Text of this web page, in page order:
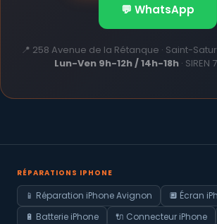
💬 WhatsApp
📍 258 Avenue de la Rétanque · Saint-
Lun-Ven 9h-12h / 14h-18h ·
RÉPARATIONS IPHONE
📱 Réparation iPhone Avignon
🔲 Écran
🔋 Batterie iPhone
🔌 Connecteur iPhone